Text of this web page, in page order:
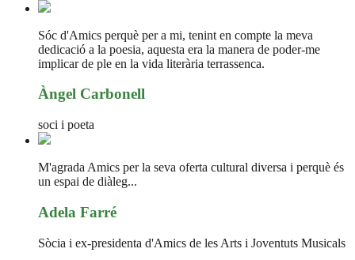
Sóc d'Amics perquè per a mi, tenint en compte la meva
dedicació a la poesia, aquesta era la manera de poder-me
implicar de ple en la vida literària terrassenca.
Àngel Carbonell
soci i poeta
M'agrada Amics per la seva oferta cultural diversa i perquè és
un espai de diàleg...
Adela Farré
Sòcia i ex-presidenta d'Amics de les Arts i Joventuts Musicals